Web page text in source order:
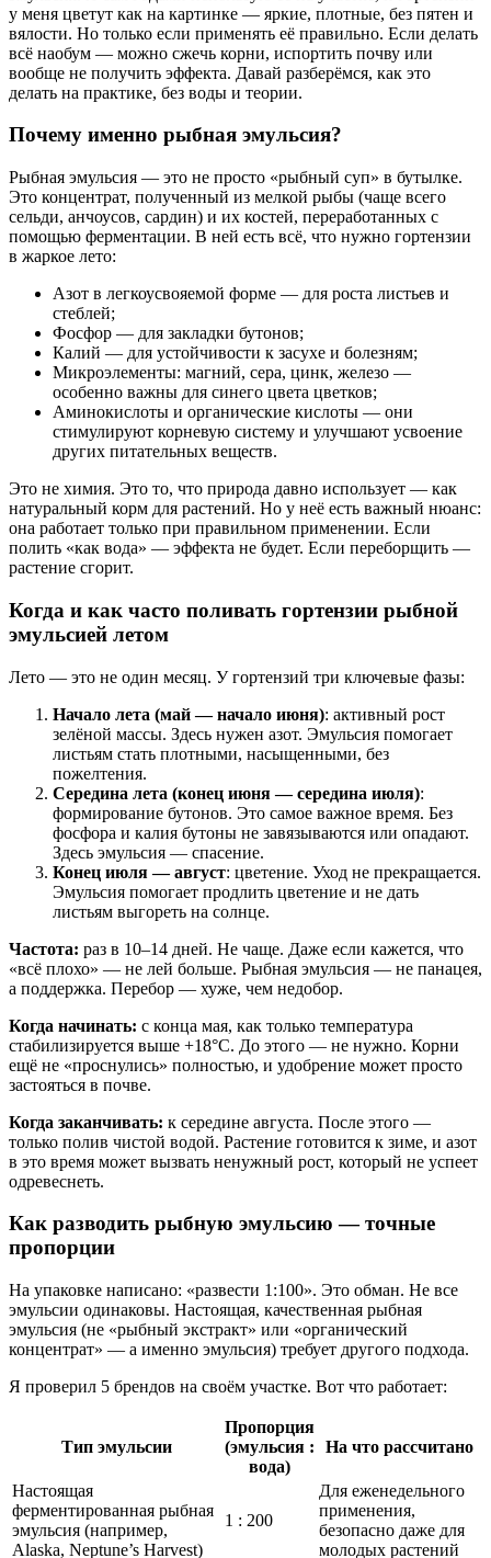
у меня цветут как на картинке — яркие, плотные, без пятен и
вялости. Но только если применять её правильно. Если делать
всё наобум — можно сжечь корни, испортить почву или
вообще не получить эффекта. Давай разберёмся, как это
делать на практике, без воды и теории.
Почему именно рыбная эмульсия?
Рыбная эмульсия — это не просто «рыбный суп» в бутылке.
Это концентрат, полученный из мелкой рыбы (чаще всего
сельди, анчоусов, сардин) и их костей, переработанных с
помощью ферментации. В ней есть всё, что нужно гортензии
в жаркое лето:
Азот в легкоусвояемой форме — для роста листьев и
стеблей;
Фосфор — для закладки бутонов;
Калий — для устойчивости к засухе и болезням;
Микроэлементы: магний, сера, цинк, железо —
особенно важны для синего цвета цветков;
Аминокислоты и органические кислоты — они
стимулируют корневую систему и улучшают усвоение
других питательных веществ.
Это не химия. Это то, что природа давно использует — как
натуральный корм для растений. Но у неё есть важный нюанс:
она работает только при правильном применении. Если
полить «как вода» — эффекта не будет. Если переборщить —
растение сгорит.
Когда и как часто поливать гортензии рыбной
эмульсией летом
Лето — это не один месяц. У гортензий три ключевые фазы:
Начало лета (май — начало июня): активный рост
зелёной массы. Здесь нужен азот. Эмульсия помогает
листьям стать плотными, насыщенными, без
пожелтения.
Середина лета (конец июня — середина июля):
формирование бутонов. Это самое важное время. Без
фосфора и калия бутоны не завязываются или опадают.
Здесь эмульсия — спасение.
Конец июля — август: цветение. Уход не прекращается.
Эмульсия помогает продлить цветение и не дать
листьям выгореть на солнце.
Частота: раз в 10–14 дней. Не чаще. Даже если кажется, что
«всё плохо» — не лей больше. Рыбная эмульсия — не панацея,
а поддержка. Перебор — хуже, чем недобор.
Когда начинать: с конца мая, как только температура
стабилизируется выше +18°C. До этого — не нужно. Корни
ещё не «проснулись» полностью, и удобрение может просто
застояться в почве.
Когда заканчивать: к середине августа. После этого —
только полив чистой водой. Растение готовится к зиме, и азот
в это время может вызвать ненужный рост, который не успеет
одревеснеть.
Как разводить рыбную эмульсию — точные
пропорции
На упаковке написано: «развести 1:100». Это обман. Не все
эмульсии одинаковы. Настоящая, качественная рыбная
эмульсия (не «рыбный экстракт» или «органический
концентрат» — а именно эмульсия) требует другого подхода.
Я проверил 5 брендов на своём участке. Вот что работает:
Тип эмульсии
Пропорция
(эмульсия :
вода)
На что рассчитано
Настоящая
ферментированная рыбная
эмульсия (например,
Alaska, Neptune’s Harvest)
1 : 200
Для еженедельного
применения,
безопасно даже для
молодых растений